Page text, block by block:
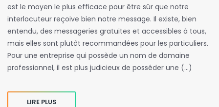
est le moyen le plus efficace pour être sûr que notre
interlocuteur reçoive bien notre message. Il existe, bien
entendu, des messageries gratuites et accessibles à tous,
mais elles sont plutôt recommandées pour les particuliers.
Pour une entreprise qui possède un nom de domaine
professionnel, il est plus judicieux de posséder une (…)
LIRE PLUS